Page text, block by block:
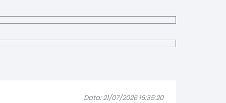
Data: 21/07/2026 16:35:20